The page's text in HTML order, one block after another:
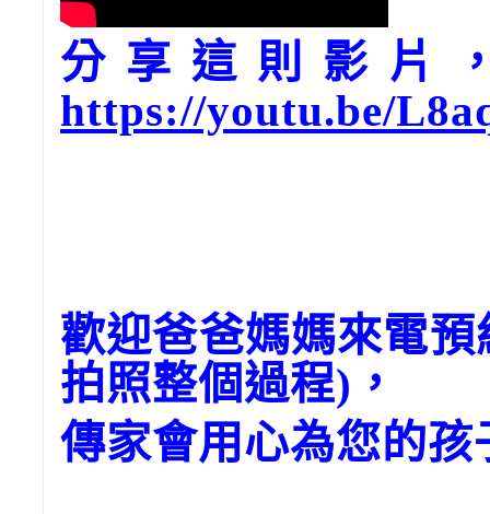
分享這則影片
https://youtu.be/
歡迎爸爸媽媽來電
拍照整個過程)，
傳家會用心為您的